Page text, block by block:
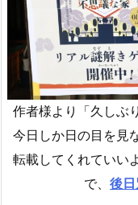
作者様より「久しぶ
今日しか日の目を見
転載してくれていい
で、 後